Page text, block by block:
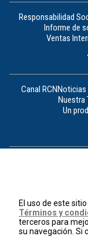
Responsabilidad
Informe de
Ventas
Canal RCNNoticias
Nuestra
Un
El uso de este
Términos y
terceros para
su navegación. Si